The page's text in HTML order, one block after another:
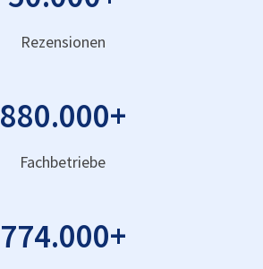
Rezensionen
880.000+
Fachbetriebe
774.000+